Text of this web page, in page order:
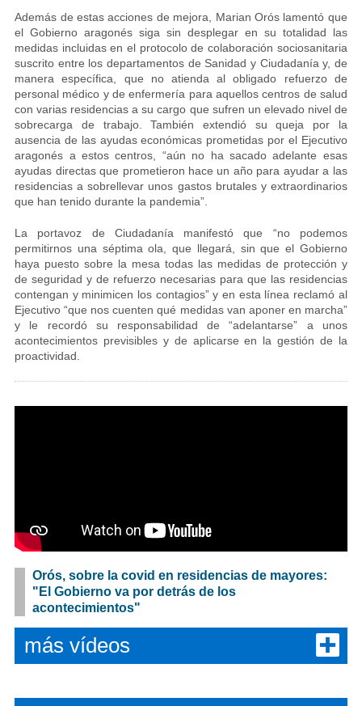
Además de estas acciones de mejora, Marian Orós lamentó que
el Gobierno aragonés siga sin desplegar en su totalidad las
medidas incluidas en el protocolo de colaboración sociosanitaria
suscrito entre los departamentos de Sanidad y Ciudadanía y, de
manera específica, que no atienda al obligado refuerzo de
personal médico y de enfermería para aquellos centros de salud
con varias residencias a su cargo que sufren un elevado nivel de
sobrecarga de trabajo. También extendió su queja por la
ausencia de las ayudas económicas prometidas por el Ejecutivo
aragonés a estos centros, “aún no ha sacado adelante esas
ayudas directas que prometieron hace un año para ayudar a las
residencias a sobrellevar unos gastos brutales y extraordinarios
que han tenido durante la pandemia”.
La portavoz de Ciudadanía manifestó que “no podemos
permitirnos una séptima ola, que llegará, sin que el Gobierno
haya puesto sobre la mesa todas las medidas de protección y
de seguridad y de refuerzo necesarias para que las residencias
contengan y minimicen los contagios” y en esta línea reclamó al
Ejecutivo “que nos cuenten qué medidas van aponer en marcha”
y le recordó su responsabilidad de “adelantarse” a unos
acontecimientos previsibles y de aplicarse en la gestión de la
proactividad.
Orós, sobre la covid en residencias de mayores:
"El Gobierno va por detrás de los
acontecimientos"
más vídeos